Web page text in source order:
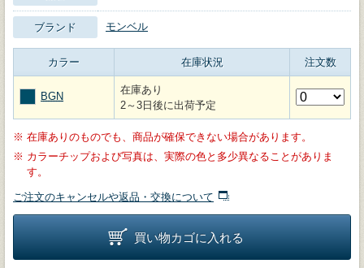
ブランド モンベル
カラー 在庫状況 注文数
BGN
在庫あり
2～3日後に出荷予定
※ 在庫ありのものでも、商品が確保できない場合があります。
※ カラーチップおよび写真は、実際の色と多少異なることがありま
す。
ご注文のキャンセルや返品・交換について
買い物カゴに入れる